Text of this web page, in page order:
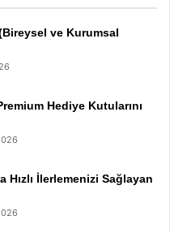
(Bireysel ve Kurumsal
Hediye Kutularını
Hızlı İlerlemenizi Sağlayan